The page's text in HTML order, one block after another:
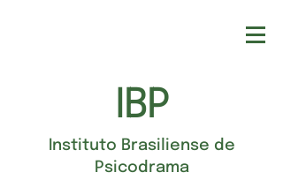
IBP
Instituto Brasiliense de
Psicodrama